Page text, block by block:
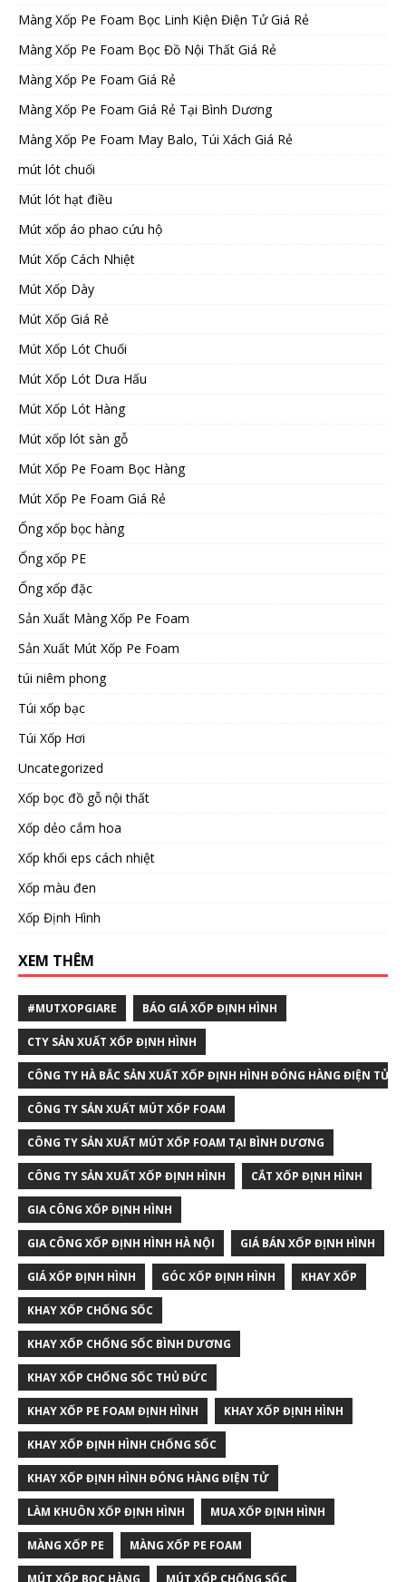
Màng Xốp Pe Foam Bọc Linh Kiện Điện Tử Giá Rẻ
Màng Xốp Pe Foam Bọc Đồ Nội Thất Giá Rẻ
Màng Xốp Pe Foam Giá Rẻ
Màng Xốp Pe Foam Giá Rẻ Tại Bình Dương
Màng Xốp Pe Foam May Balo, Túi Xách Giá Rẻ
mút lót chuối
Mút lót hạt điều
Mút xốp áo phao cứu hộ
Mút Xốp Cách Nhiệt
Mút Xốp Dày
Mút Xốp Giá Rẻ
Mút Xốp Lót Chuối
Mút Xốp Lót Dưa Hấu
Mút Xốp Lót Hàng
Mút xốp lót sàn gỗ
Mút Xốp Pe Foam Bọc Hàng
Mút Xốp Pe Foam Giá Rẻ
Ống xốp bọc hàng
Ống xốp PE
Ống xốp đặc
Sản Xuất Màng Xốp Pe Foam
Sản Xuất Mút Xốp Pe Foam
túi niêm phong
Túi xốp bạc
Túi Xốp Hơi
Uncategorized
Xốp bọc đồ gỗ nội thất
Xốp dẻo cắm hoa
Xốp khối eps cách nhiệt
Xốp màu đen
Xốp Định Hình
XEM THÊM
#MUTXOPGIARE BÁO GIÁ XỐP ĐỊNH HÌNH
CTY SẢN XUẤT XỐP ĐỊNH HÌNH
CÔNG TY HÀ BẮC SẢN XUẤT XỐP ĐỊNH HÌNH ĐÓNG HÀNG ĐIỆN TỬ
CÔNG TY SẢN XUẤT MÚT XỐP FOAM
CÔNG TY SẢN XUẤT MÚT XỐP FOAM TẠI BÌNH DƯƠNG
CÔNG TY SẢN XUẤT XỐP ĐỊNH HÌNH CẮT XỐP ĐỊNH HÌNH
GIA CÔNG XỐP ĐỊNH HÌNH
GIA CÔNG XỐP ĐỊNH HÌNH HÀ NỘI GIÁ BÁN XỐP ĐỊNH HÌNH
GIÁ XỐP ĐỊNH HÌNH GÓC XỐP ĐỊNH HÌNH KHAY XỐP
KHAY XỐP CHỐNG SỐC
KHAY XỐP CHỐNG SỐC BÌNH DƯƠNG
KHAY XỐP CHỐNG SỐC THỦ ĐỨC
KHAY XỐP PE FOAM ĐỊNH HÌNH KHAY XỐP ĐỊNH HÌNH
KHAY XỐP ĐỊNH HÌNH CHỐNG SỐC
KHAY XỐP ĐỊNH HÌNH ĐÓNG HÀNG ĐIỆN TỬ
LÀM KHUÔN XỐP ĐỊNH HÌNH MUA XỐP ĐỊNH HÌNH
MÀNG XỐP PE MÀNG XỐP PE FOAM